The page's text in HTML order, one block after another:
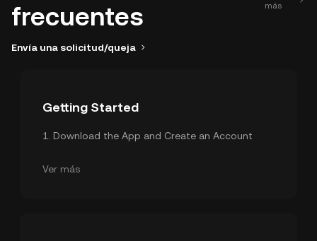
frecuentes
más
Envía una solicitud/queja
Getting Started
1
Download the App and Create an Account
3. Security Settings
Ver más